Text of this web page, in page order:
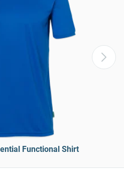
Functional Shirt